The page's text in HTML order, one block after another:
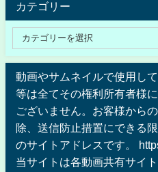
カテゴリー
動画やサムネイルで使用し
等は全てその権利所有者様
ございません。お客様から
除、送信防止措置にできる
のサイトアドレスです。
当サイトは各動画共有サイ